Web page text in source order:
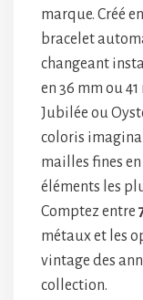
marque. Créé
bracelet
changeant
en 36 mm ou
Jubilée ou
coloris
mailles fines
éléments les
Comptez entre
métaux et les
vintage des
collection.